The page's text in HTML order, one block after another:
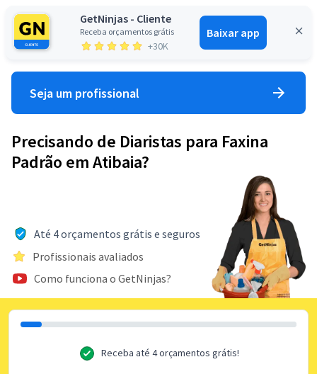
GetNinjas - Cliente
Receba orçamentos grátis
+30K
Baixar app
Entrar
Seja um profissional
Precisando de Diaristas para Faxina
Padrão em Atibaia?
Até 4 orçamentos grátis e seguros
Profissionais avaliados
Como funciona o GetNinjas?
Receba até 4 orçamentos grátis!